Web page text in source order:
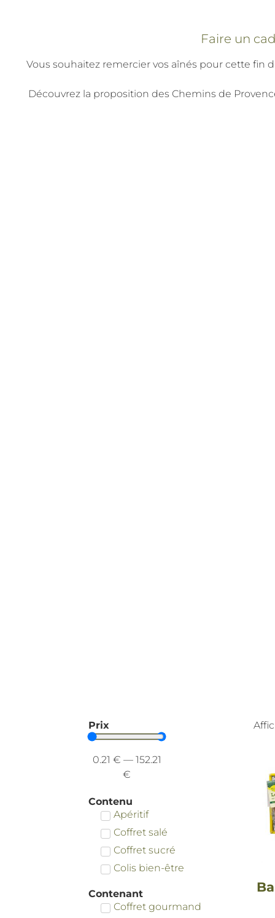
Faire un
Vous souhaitez remercier vos aînés pour cette
Découvrez la proposition des Chemins de
Prix
0.21 € — 152.21
€
Contenu
Apéritif
Coffret salé
Coffret sucré
Colis bien-être
Contenant
Coffret gourmand